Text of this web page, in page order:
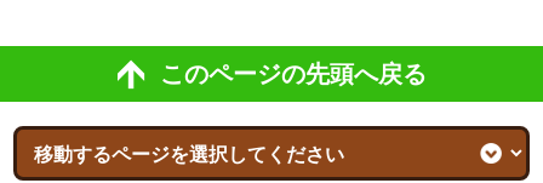
このページの先頭へ戻る